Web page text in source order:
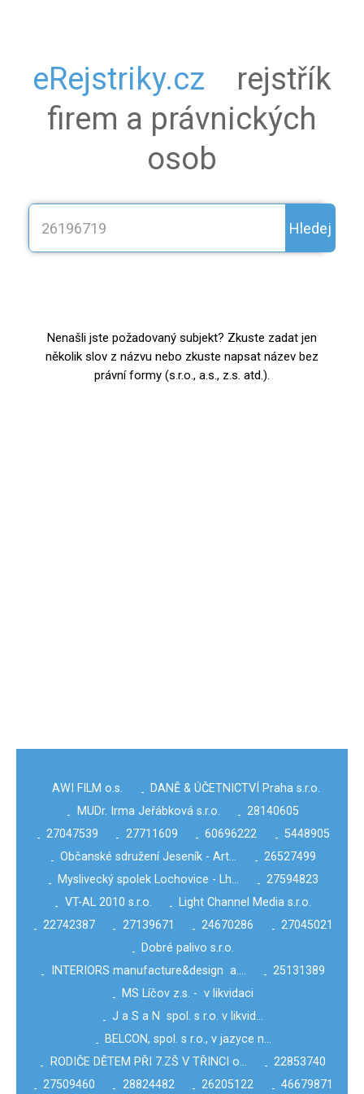
eRejstriky.cz
rejstřík
firem a právnických
osob
Hledej
Nenašli jste požadovaný subjekt? Zkuste zadat jen
několik slov z názvu nebo zkuste napsat název bez
právní formy (s.r.o., a.s., z.s. atd.).
AWI FILM o.s. - DANĚ & ÚČETNICTVÍ Praha s.r.o.
-
MUDr. Irma Jeřábková s.r.o. - 28140605
- 27047539 - 27711609 - 60696222 - 5448905
- Občanské sdružení Jeseník - Art… - 26527499
- Myslivecký spolek Lochovice - Lh… - 27594823
- VT-AL 2010 s.r.o. - Light Channel Media s.r.o.
- 22742387 - 27139671 - 24670286 - 27045021
- Dobré palivo s.r.o.
-
INTERIORS manufacture&design a.… - 25131389
- MS Líčov z.s. - v likvidaci
- J a S a N spol. s r.o. v likvid…
- BELCON, spol. s r.o., v jazyce n…
-
RODIČE DĚTEM PŘI 7.ZŠ V TŘINCI o… - 22853740
- 27509460 - 28824482 - 26205122 - 46679871